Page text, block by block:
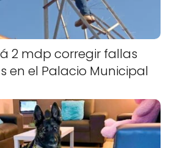
2 mdp corregir fallas
en el Palacio Municipal